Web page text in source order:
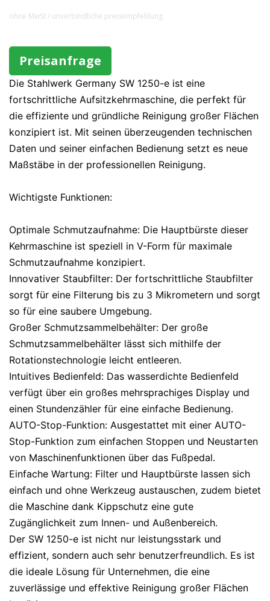
ohne MwSt / unverbindliche preisempfehlung
Preisanfrage
Die Stahlwerk Germany SW 1250-e ist eine
fortschrittliche Aufsitzkehrmaschine, die perfekt für
die effiziente und gründliche Reinigung großer Flächen
konzipiert ist. Mit seinen überzeugenden technischen
Daten und seiner einfachen Bedienung setzt es neue
Maßstäbe in der professionellen Reinigung.
Wichtigste Funktionen:
Optimale Schmutzaufnahme: Die Hauptbürste dieser
Kehrmaschine ist speziell in V-Form für maximale
Schmutzaufnahme konzipiert.
Innovativer Staubfilter: Der fortschrittliche Staubfilter
sorgt für eine Filterung bis zu 3 Mikrometern und sorgt
so für eine saubere Umgebung.
Großer Schmutzsammelbehälter: Der große
Schmutzsammelbehälter lässt sich mithilfe der
Rotationstechnologie leicht entleeren.
Intuitives Bedienfeld: Das wasserdichte Bedienfeld
verfügt über ein großes mehrsprachiges Display und
einen Stundenzähler für eine einfache Bedienung.
AUTO-Stop-Funktion: Ausgestattet mit einer AUTO-
Stop-Funktion zum einfachen Stoppen und Neustarten
von Maschinenfunktionen über das Fußpedal.
Einfache Wartung: Filter und Hauptbürste lassen sich
einfach und ohne Werkzeug austauschen, zudem bietet
die Maschine dank Kippschutz eine gute
Zugänglichkeit zum Innen- und Außenbereich.
Der SW 1250-e ist nicht nur leistungsstark und
effizient, sondern auch sehr benutzerfreundlich. Es ist
die ideale Lösung für Unternehmen, die eine
zuverlässige und effektive Reinigung großer Flächen